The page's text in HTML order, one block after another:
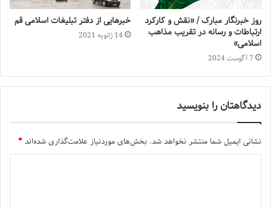
روز خبرنگار مبارک / «نقش و کارکرد
ارتباطات و رسانه در تقریب مذاهب
اسلامی»
7 آگوست 2024
خبرهایی از دفتر تبلیغات اسلامی قم
14 ژانویه 2021
دیدگاهتان را بنویسید
نشانی ایمیل شما منتشر نخواهد شد. بخش‌های موردنیاز علامت‌گذاری شده‌اند*